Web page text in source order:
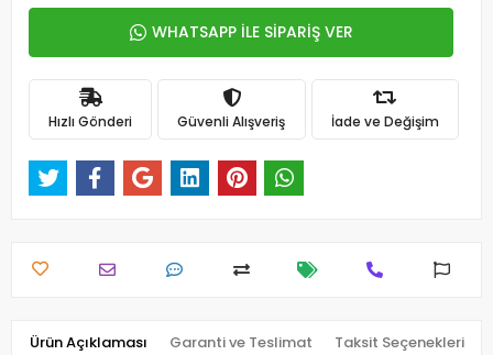
WHATSAPP İLE SİPARİŞ VER
Hızlı Gönderi Güvenli Alışveriş İade ve Değişim
Ürün Açıklaması Garanti ve Teslimat Taksit Seçenekleri